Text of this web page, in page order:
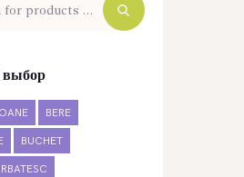
BERE
BUCHET